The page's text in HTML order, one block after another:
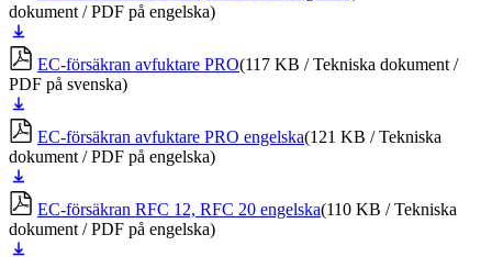
dokument / PDF på engelska)
ner
EC-försäkran avfuktare PRO(117 KB / Tekniska dokument /
PDF på svenska)
ner
EC-försäkran avfuktare PRO engelska(121 KB / Tekniska
dokument / PDF på engelska)
ner
EC-försäkran RFC 12, RFC 20 engelska(110 KB / Tekniska
dokument / PDF på engelska)